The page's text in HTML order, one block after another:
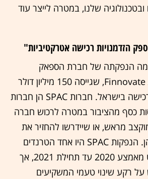
שלנו, במטרה לייצר עוד
הזדמנויות רכישה אטרקטיביות"
הנפקתה של חברת הספאק
Finnovate Acquisition Corp, שגייסה 150 מיליון דולר
וצפויה לחפש יעד לרכישה בישראל. חברות SPAC הן חברות
כסף מהציבור במטרה לרכוש חברה
מראש, או שיידרשו להחזיר את
הכסף למשקיעים בהן. הנפקות SPAC היו אחד הטרנדים
הבולטים בוול סטריט מאמצע 2020 עד תחילת 2021, אך
רקע שינוי טעמי המשקיעים